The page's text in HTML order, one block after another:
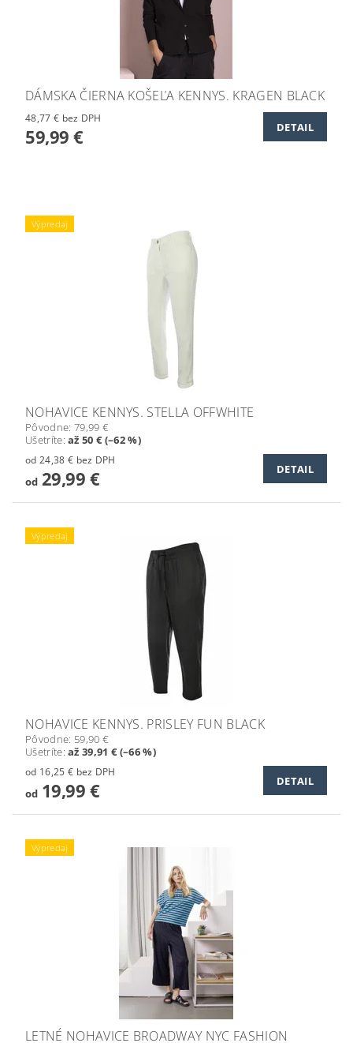
DÁMSKA ČIERNA KOŠEĽA KENNYS. KRAGEN BLACK
48,77 € bez DPH
59,99 € DETAIL
Výpredaj
NOHAVICE KENNYS. STELLA OFFWHITE
Pôvodne: 79,99 €
Ušetríte:až 50 € (–62 %)
od 24,38 € bez DPH
od29,99 € DETAIL
Výpredaj
NOHAVICE KENNYS. PRISLEY FUN BLACK
Pôvodne: 59,90 €
Ušetríte:až 39,91 € (–66 %)
od 16,25 € bez DPH
od19,99 € DETAIL
Výpredaj
LETNÉ NOHAVICE BROADWAY NYC FASHION